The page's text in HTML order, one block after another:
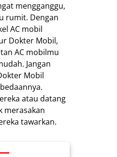
mengganggu,
rumit. Dengan
AC mobil
Dokter Mobil,
AC mobilmu
Jangan
Mobil
atau datang
merasakan
tawarkan.